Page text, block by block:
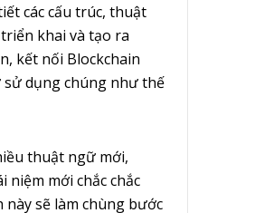
các cấu trúc, thuật
khai và tạo ra
kết nối Blockchain
dụng chúng như thế
thuật ngữ mới,
niệm mới chắc chắc
này sẽ làm chùng bước